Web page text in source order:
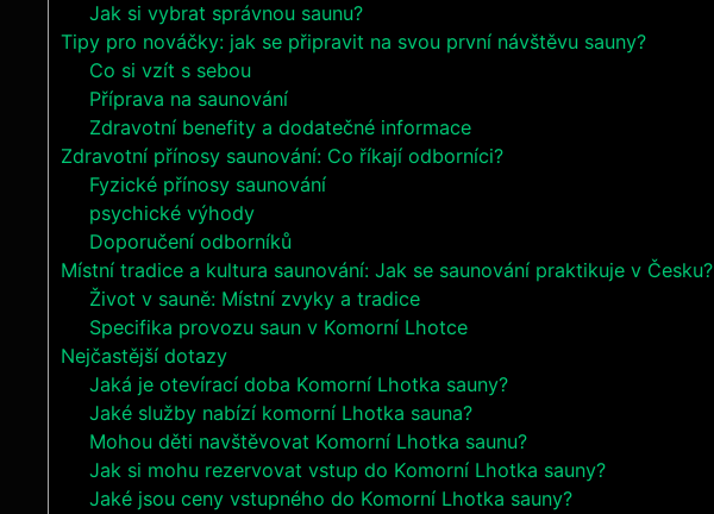
Jak si vybrat správnou saunu?
Tipy pro nováčky: jak se připravit na svou první návštěvu sauny?
Co si vzít s sebou
Příprava na saunování
Zdravotní benefity a dodatečné informace
Zdravotní přínosy saunování: Co říkají odborníci?
Fyzické přínosy saunování
psychické výhody
Doporučení odborníků
Místní tradice a kultura saunování: Jak se saunování praktikuje v Česku?
Život v sauně: Místní zvyky a tradice
Specifika provozu saun v Komorní Lhotce
Nejčastější dotazy
Jaká je otevírací doba Komorní Lhotka sauny?
Jaké služby nabízí komorní Lhotka sauna?
Mohou děti navštěvovat Komorní Lhotka saunu?
Jak si mohu rezervovat vstup do Komorní Lhotka sauny?
Jaké jsou ceny vstupného do Komorní Lhotka sauny?